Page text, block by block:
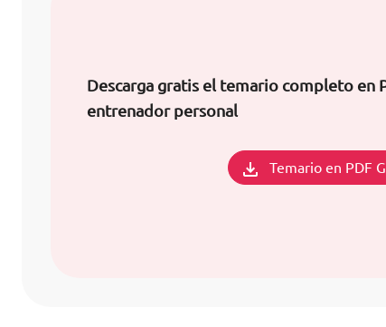
Descarga gratis el temario completo en
entrenador personal
Temario en PDF